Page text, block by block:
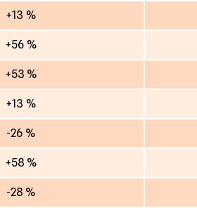
+13 %
+56 %
+53 %
+13 %
-26 %
+58 %
-28 %